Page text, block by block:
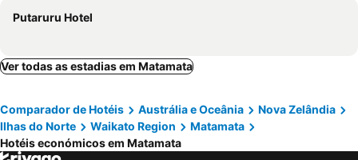
Putaruru Hotel
Ver todas as estadias em Matamata
Comparador de Hotéis Austrália e Oceânia
Nova Zelândia
Ilhas do Norte
Waikato Region
Matamata
Hotéis económicos em Matamata